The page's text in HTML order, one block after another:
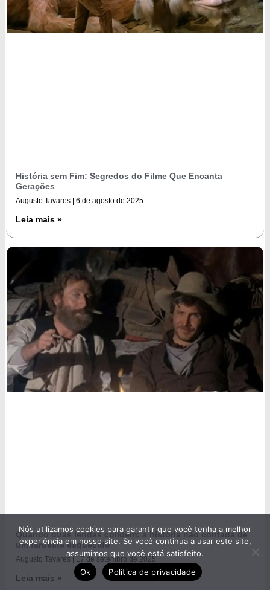
História sem Fim: Segredos do Filme Que Encanta
Gerações
Augusto Tavares 6 de agosto de 2025
Leia mais »
Quando duas lendas colidem: a história não contada de
um faroeste esquecido
Augusto Tavares 17 de setembro de 2025
Leia mais »
Nós utilizamos cookies para garantir que você tenha a melhor
experiência em nosso site. Se você continua a usar este site,
assumimos que você está satisfeito.
Ok
Política de privacidade